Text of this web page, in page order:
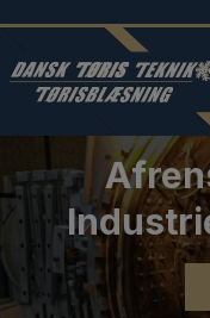
indholdet